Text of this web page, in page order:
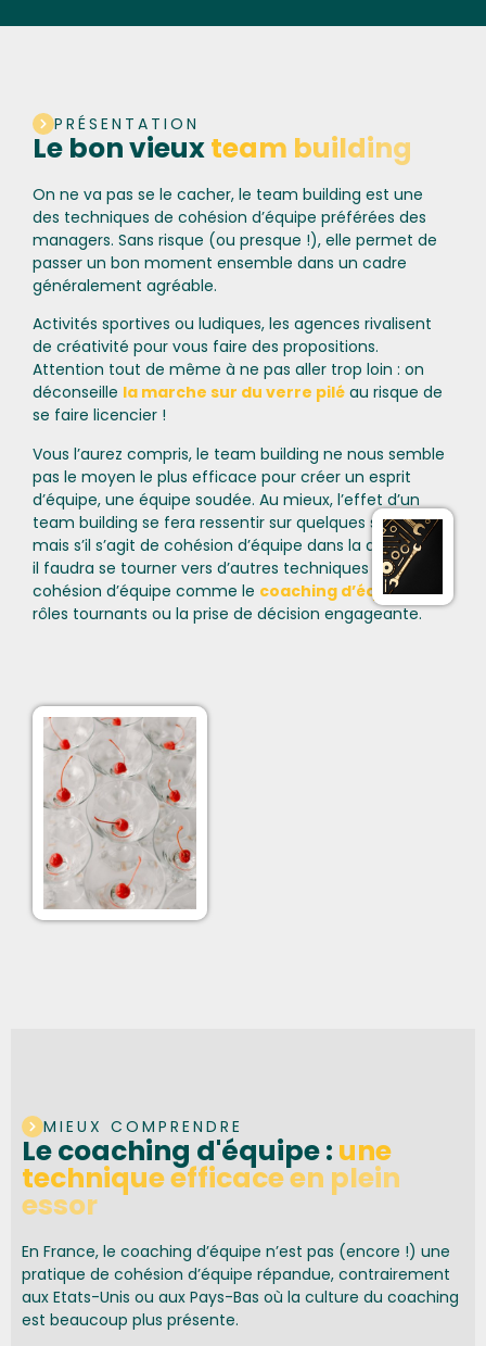
PRÉSENTATION
Le bon vieuxteam building
On ne va pas se le cacher, le team building est une
des techniques de cohésion d’équipe préférées des
managers. Sans risque (ou presque !), elle permet de
passer un bon moment ensemble dans un cadre
généralement agréable.
Activités sportives ou ludiques, les agences rivalisent
de créativité pour vous faire des propositions.
Attention tout de même à ne pas aller trop loin : on
déconseille la marche sur du verre pilé au risque de
se faire licencier !
Vous l’aurez compris, le team building ne nous semble
pas le moyen le plus efficace pour créer un esprit
d’équipe, une équipe soudée. Au mieux, l’effet d’un
team building se fera ressentir sur quelques semaines
mais s’il s’agit de cohésion d’équipe dans la durée, alors
il faudra se tourner vers d’autres techniques de
cohésion d’équipe comme le coaching d’équipe, les
rôles tournants ou la prise de décision engageante.
MIEUX COMPRENDRE
Le coaching d'équipe : une
technique efficace en plein
essor
En France, le coaching d’équipe n’est pas (encore !) une
pratique de cohésion d’équipe répandue, contrairement
aux Etats-Unis ou aux Pays-Bas où la culture du coaching
est beaucoup plus présente.